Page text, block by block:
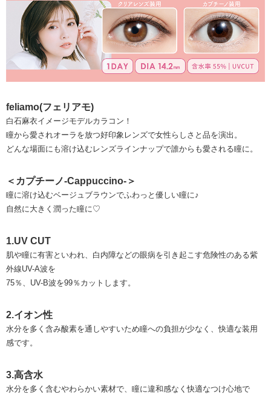
feliamo(フェリアモ)
白石麻衣イメージモデルカラコン！
瞳から愛されオーラを放つ好印象レンズで女性らしさと品を演出。
どんな場面にも溶け込むレンズラインナップで誰からも愛される瞳に。
＜カプチーノ-Cappuccino-＞
瞳に溶け込むベージュブラウンでふわっと優しい瞳に♪
自然に大きく潤った瞳に♡
1.UV CUT
肌や瞳に有害といわれ、白内障などの眼病を引き起こす危険性のある紫
外線UV-A波を
75％、UV-B波を99％カットします。
2.イオン性
水分を多く含み酸素を通しやすいため瞳への負担が少なく、快適な装用
感です。
3.高含水
水分を多く含むやわらかい素材で、瞳に違和感なく快適なつけ心地で